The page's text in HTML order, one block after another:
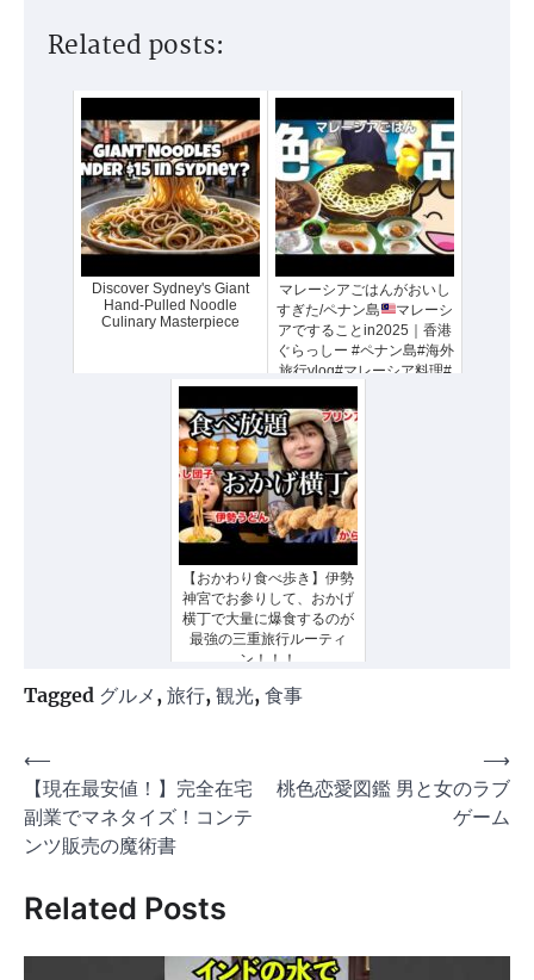
Related posts:
Discover Sydney's Giant
Hand-Pulled Noodle
Culinary Masterpiece
マレーシアごはんがおいし
すぎた/ペナン島
マレーシ
アですることin2025｜香港
ぐらっしー #ペナン島#海外
旅行vlog#マレーシア料理#
肉骨茶#朝食ビュッフェ
【おかわり食べ歩き】伊勢
神宮でお参りして、おかげ
横丁で大量に爆食するのが
最強の三重旅行ルーティ
ン！！！
Tagged グルメ , 旅行, 観光, 食事
投
稿
ナ
ゲ
ー
⟵
【現在最安値！】完全在宅
副業でマネタイズ！コンテ
ンツ販売の魔術書
桃色恋愛図鑑 男と女のラブ
ゲーム
⟶
Related Posts